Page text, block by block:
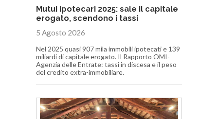
Mutui ipotecari 2025: sale il capitale
erogato, scendono i tassi
5 Agosto 2026
Nel 2025 quasi 907 mila immobili ipotecati e 139
miliardi di capitale erogato. Il Rapporto OMI-
Agenzia delle Entrate: tassi in discesa e il peso
del credito extra-immobiliare.